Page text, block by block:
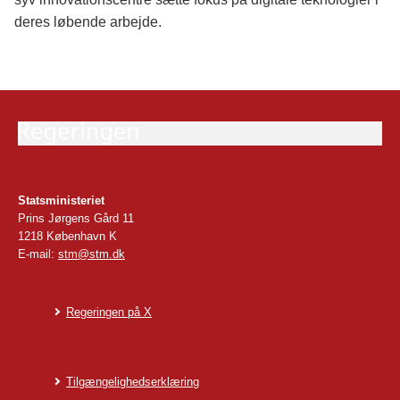
deres løbende arbejde.
Statsministeriet
Prins Jørgens Gård 11
1218 København K
E-mail: stm@stm.dk
Regeringen på X
Tilgængelighedserklæring